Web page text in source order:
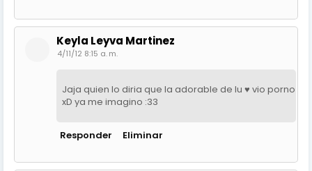
Keyla Leyva Martinez
4/11/12 8:15 a. m.
Jaja quien lo diria que la adorable de Iu ♥ vio porno
xD ya me imagino :33
Responder Eliminar